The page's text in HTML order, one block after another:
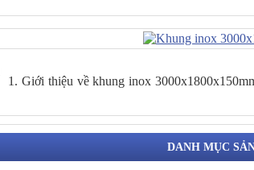
1. Giới thiệu về khung inox
DANH MỤC